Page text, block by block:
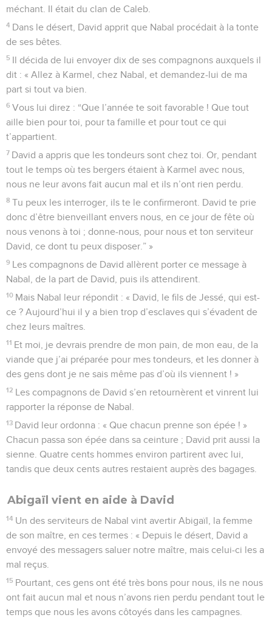
méchant. Il était du clan de Caleb.
4 Dans le désert, David apprit que Nabal procédait à la tonte
de ses bêtes.
5 Il décida de lui envoyer dix de ses compagnons auxquels il
dit : « Allez à Karmel, chez Nabal, et demandez-lui de ma
part si tout va bien.
6 Vous lui direz : “Que l’année te soit favorable ! Que tout
aille bien pour toi, pour ta famille et pour tout ce qui
t’appartient.
7 David a appris que les tondeurs sont chez toi. Or, pendant
tout le temps où tes bergers étaient à Karmel avec nous,
nous ne leur avons fait aucun mal et ils n’ont rien perdu.
8 Tu peux les interroger, ils te le confirmeront. David te prie
donc d’être bienveillant envers nous, en ce jour de fête où
nous venons à toi ; donne-nous, pour nous et ton serviteur
David, ce dont tu peux disposer.” »
9 Les compagnons de David allèrent porter ce message à
Nabal, de la part de David, puis ils attendirent.
10 Mais Nabal leur répondit : « David, le fils de Jessé, qui est-
ce ? Aujourd’hui il y a bien trop d’esclaves qui s’évadent de
chez leurs maîtres.
11 Et moi, je devrais prendre de mon pain, de mon eau, de la
viande que j’ai préparée pour mes tondeurs, et les donner à
des gens dont je ne sais même pas d’où ils viennent ! »
12 Les compagnons de David s’en retournèrent et vinrent lui
rapporter la réponse de Nabal.
13 David leur ordonna : « Que chacun prenne son épée ! »
Chacun passa son épée dans sa ceinture ; David prit aussi la
sienne. Quatre cents hommes environ partirent avec lui,
tandis que deux cents autres restaient auprès des bagages.
Abigaïl vient en aide à David
14 Un des serviteurs de Nabal vint avertir Abigaïl, la femme
de son maître, en ces termes : « Depuis le désert, David a
envoyé des messagers saluer notre maître, mais celui-ci les a
mal reçus.
15 Pourtant, ces gens ont été très bons pour nous, ils ne nous
ont fait aucun mal et nous n’avons rien perdu pendant tout le
temps que nous les avons côtoyés dans les campagnes.